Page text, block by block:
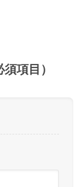
項目）